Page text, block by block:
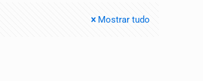
Mostrar tudo